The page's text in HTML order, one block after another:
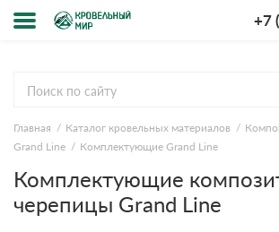
+7
компании
и оплата
ответы
Главная Каталог кровельных материалов
Grand Line
Комплектующие Grand Line
Комплектующие
черепицы Grand Line